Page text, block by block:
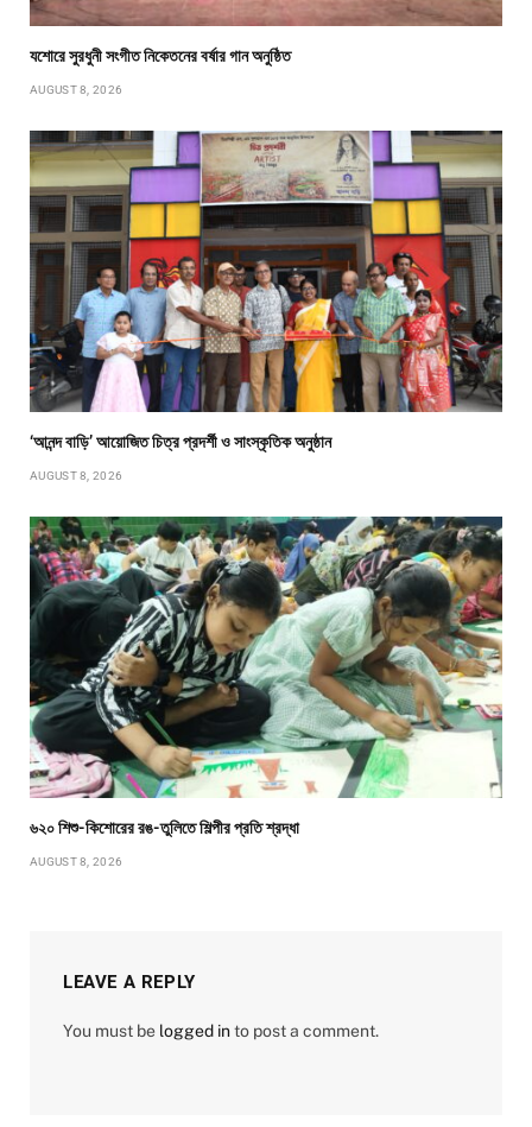
যশোরে সুরধুনী সংগীত নিকেতনের বর্ষার গান অনুষ্ঠিত
AUGUST 8, 2026
‘আনন্দ বাড়ি’ আয়োজিত চিত্র প্রদর্শী ও সাংস্কৃতিক অনুষ্ঠান
AUGUST 8, 2026
৬২০ শিশু-কিশোরের রঙ-তুলিতে শিল্পীর প্রতি শ্রদ্ধা
AUGUST 8, 2026
LEAVE A REPLY
You must be logged into post a comment.